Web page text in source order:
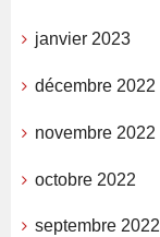
janvier 2023
décembre 2022
novembre 2022
octobre 2022
septembre 2022